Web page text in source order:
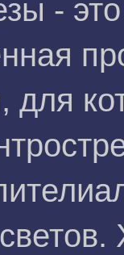
- это
для